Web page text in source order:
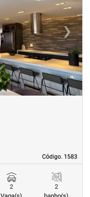
›Next
Código. 1583
Código. 1583
2
2